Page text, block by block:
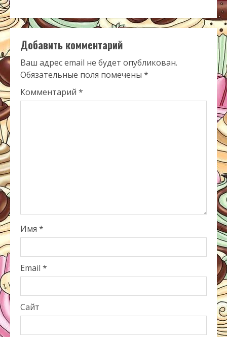
Добавить комментарий
Ваш адрес email не будет опубликован.
Обязательные поля помечены *
Комментарий *
Имя *
Email *
Сайт